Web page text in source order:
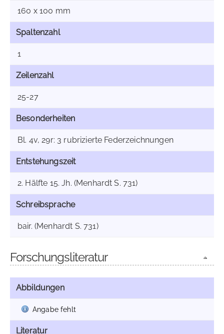
160 x 100 mm
Spaltenzahl
1
Zeilenzahl
25-27
Besonderheiten
Bl. 4v, 29r: 3 rubrizierte Federzeichnungen
Entstehungszeit
2. Hälfte 15. Jh. (Menhardt S. 731)
Schreibsprache
bair. (Menhardt S. 731)
Forschungsliteratur
Abbildungen
Angabe fehlt
Literatur